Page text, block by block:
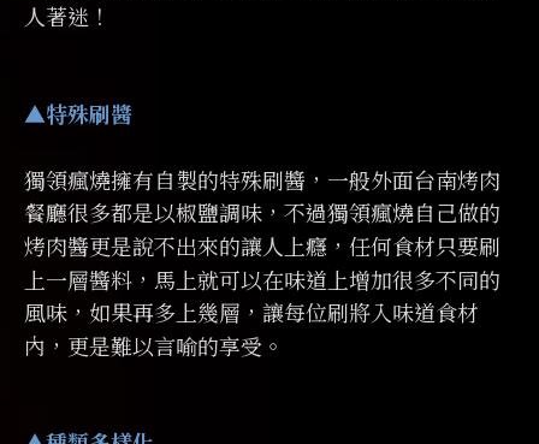
人著迷！
▲特殊刷醬
獨領瘋燒擁有自製的特殊刷醬，一般外面台南烤肉
餐廳很多都是以椒鹽調味，不過獨領瘋燒自己做的
烤肉醬更是說不出來的讓人上癮，任何食材只要刷
上一層醬料，馬上就可以在味道上增加很多不同的
風味，如果再多上幾層，讓每位刷將入味道食材
內，更是難以言喻的享受。